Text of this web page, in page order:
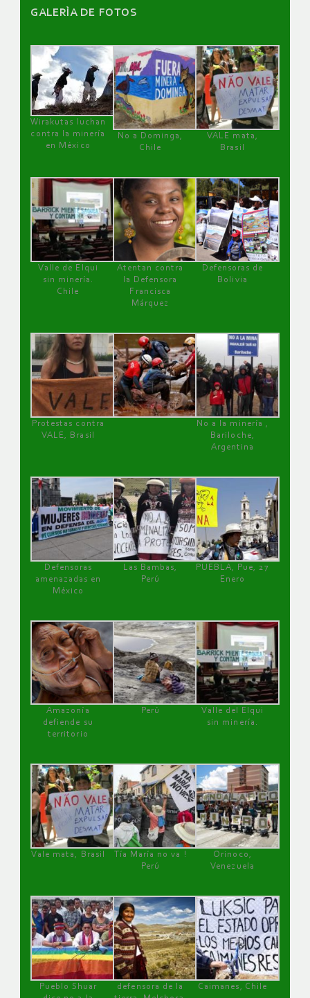
GALERÌA DE FOTOS
Wirakutas luchan
contra la minería
en México
No a Dominga,
Chile
VALE mata,
Brasil
Valle de Elqui
sin minería.
Chile
Atentan contra
la Defensora
Francisca
Márquez
Defensoras de
Bolivia
Protestas contra
VALE, Brasil
No a la minería ,
Bariloche,
Argentina
Defensoras
amenazadas en
México
Las Bambas,
Perú
PUEBLA, Pue, 27
Enero
Amazonía
defiende su
territorio
Perú
Valle del Elqui
sin minería.
Vale mata, Brasil
Tía María no va !
Perú
Orinoco,
Venezuela
Pueblo Shuar
defensora de la
Caimanes, Chile